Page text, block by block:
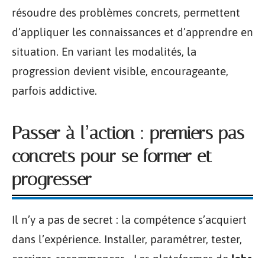
résoudre des problèmes concrets, permettent
d’appliquer les connaissances et d’apprendre en
situation. En variant les modalités, la
progression devient visible, encourageante,
parfois addictive.
Passer à l’action : premiers pas
concrets pour se former et
progresser
Il n’y a pas de secret : la compétence s’acquiert
dans l’expérience. Installer, paramétrer, tester,